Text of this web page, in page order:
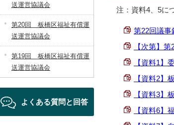
注：資料4、5に
第22回議事
【次第】
【資料1】
【資料2】
【資料3】
【資料6】
送運営協議会
第20回 板橋区福祉有償運
送運営協議会
第19回 板橋区福祉有償運
送運営協議会
よくある質問と回答